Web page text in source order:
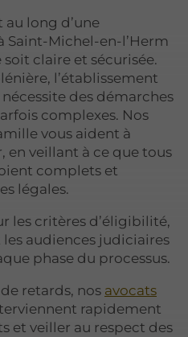
long d’une
Saint-Michel-en-l’Herm
claire et sécurisée.
l’établissement
des démarches
complexes. Nos
vous aident à
en veillant à ce que tous
complets et
légales.
les critères d’éligibilité,
les audiences judiciaires
phase du processus.
retards, nos avocats
rapidement
et veiller au respect des